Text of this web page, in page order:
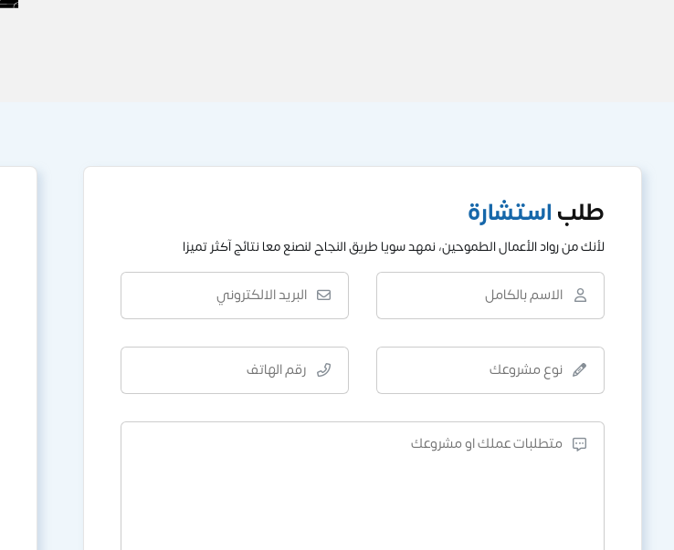
طلباستشارة
لأنك من رواد الأعمال الطموحين، نمهد سويا طريق النجاح لنصنع معا نتائج آكثر تميزا